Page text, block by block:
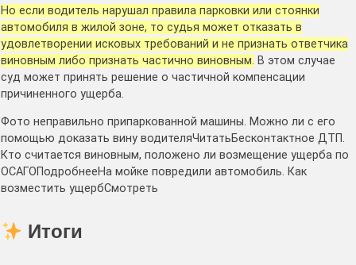
Но если водитель нарушал правила парковки или стоянки
автомобиля в жилой зоне, то судья может отказать в
удовлетворении исковых требований и не признать ответчика
виновным либо признать частично виновным. В этом случае
суд может принять решение о частичной компенсации
причиненного ущерба.
Фото неправильно припаркованной машины. Можно ли с его
помощью доказать вину водителяЧитатьБесконтактное ДТП.
Кто считается виновным, положено ли возмещение ущерба по
ОСАГОПодробнееНа мойке повредили автомобиль. Как
возместить ущербСмотреть
Итоги